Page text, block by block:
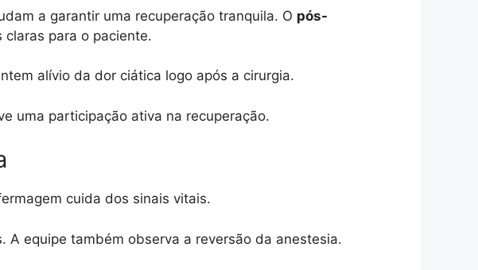
a garantir uma recuperação tranquila. O pós-
claras para o paciente.
alívio da dor ciática logo após a cirurgia.
uma participação ativa na recuperação.
cuida dos sinais vitais.
equipe também observa a reversão da anestesia.